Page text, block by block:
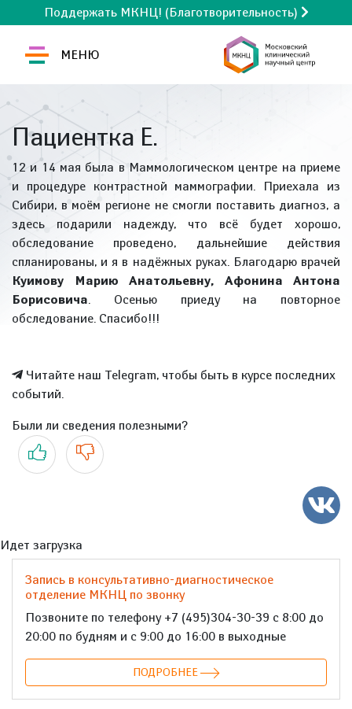
Поддержать МКНЦ! (Благотворительность)
МЕНЮ
Пациентка Е.
12 и 14 мая была в Маммологическом центре на приеме
и процедуре контрастной маммографии. Приехала из
Сибири, в моём регионе не смогли поставить диагноз, а
здесь подарили надежду, что всё будет хорошо,
обследование проведено, дальнейшие действия
спланированы, и я в надёжных руках. Благодарю врачей
Куимову Марию Анатольевну, Афонина Антона
Борисовича. Осенью приеду на повторное
обследование. Спасибо!!!
Читайте наш Telegram, чтобы быть в курсе последних
событий.
Были ли сведения полезными?
Да Нет
Идет загрузка
Запись в консультативно-диагностическое
отделение МКНЦ по звонку
Позвоните по телефону +7 (495)304-30-39 с 8:00 до
20:00 по будням и с 9:00 до 16:00 в выходные
ПОДРОБНЕЕ